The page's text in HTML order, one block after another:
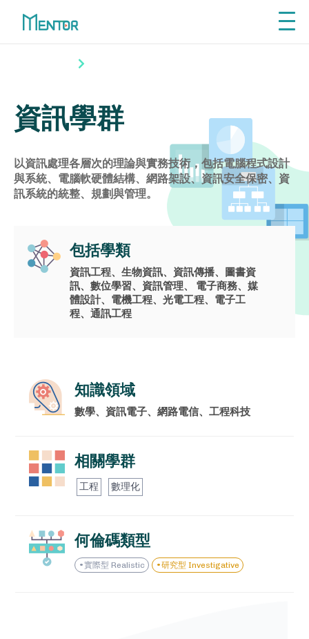
Explore
先了解自己喜歡的工作領域、再探索
功倍！
Self - Directed
Learning
院學習標籤，讓你的自主學習每一步
都踩的自信有意義！
我的資料
我的課程
資訊學群
以資訊處理各層次的理論與實務技術，包括電腦程式設計
與系統、電腦軟硬體結構、網路架設、資訊安全保密、資
訊系統的統整、規劃與管理。
包括學類
資訊工程、生物資訊、資訊傳播、圖書資
訊、數位學習、資訊管理、 電子商務、媒
體設計、電機工程、光電工程、電子工
程、通訊工程
知識領域
數學、資訊電子、網路電信、工程科技
相關學群
工程 數理化
何倫碼類型
實際型 Realistic 研究型 Investigative